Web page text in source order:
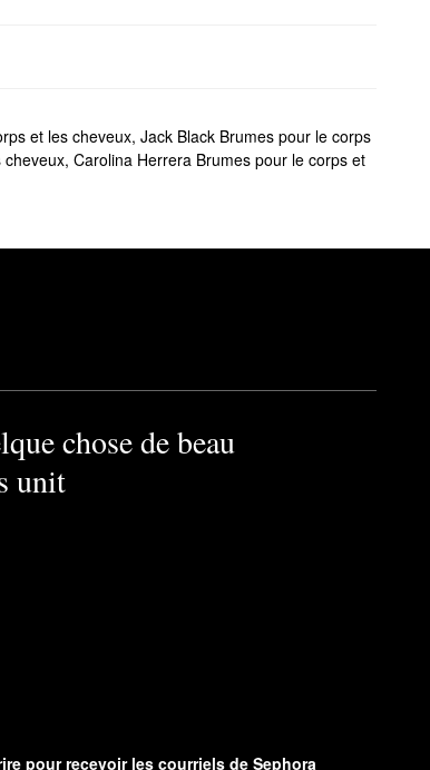
et les cheveux, Jack Black Brumes pour le corps
cheveux, Carolina Herrera Brumes pour le corps et
chose de beau
unit
pour recevoir les courriels de Sephora